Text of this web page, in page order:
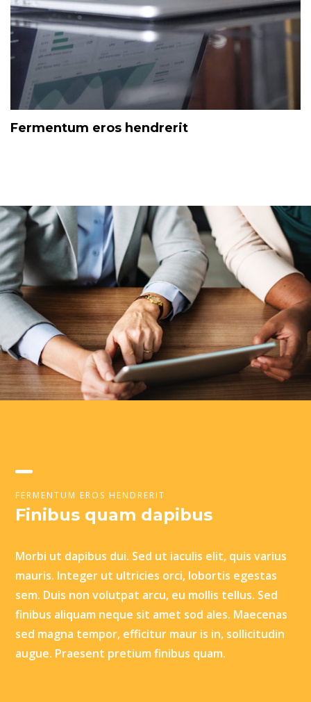
Fermentum eros hendrerit
FERMENTUM EROS HENDRERIT
Finibus quam dapibus
Morbi ut dapibus dui. Sed ut iaculis elit, quis varius
mauris. Integer ut ultricies orci, lobortis egestas
sem. Duis non volutpat arcu, eu mollis tellus. Sed
finibus aliquam neque sit amet sod ales. Maecenas
sed magna tempor, efficitur maur is in, sollicitudin
augue. Praesent pretium finibus quam.